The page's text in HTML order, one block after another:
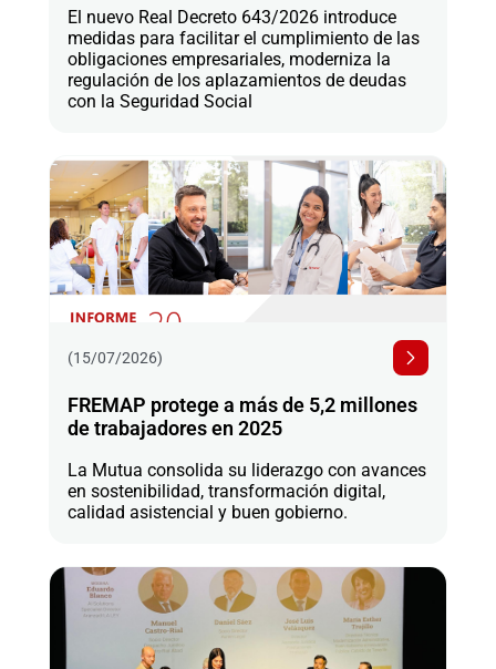
El nuevo Real Decreto 643/2026 introduce
medidas para facilitar el cumplimiento de las
obligaciones empresariales, moderniza la
regulación de los aplazamientos de deudas
con la Seguridad Social
(15/07/2026)
FREMAP protege a más de 5,2 millones
de trabajadores en 2025
La Mutua consolida su liderazgo con avances
en sostenibilidad, transformación digital,
calidad asistencial y buen gobierno.